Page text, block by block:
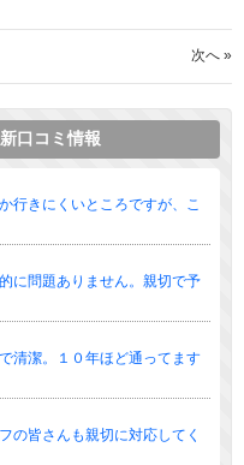
次へ »
口コミ情報
行きにくいところですが、こ
に問題ありません。親切で予
清潔。１０年ほど通ってます
の皆さんも親切に対応してく